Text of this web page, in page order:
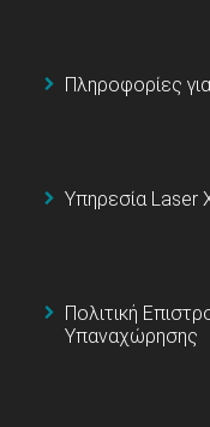
Πληροφορίες
Υπηρεσία Laser
Πολιτική
Υπαναχώρησης